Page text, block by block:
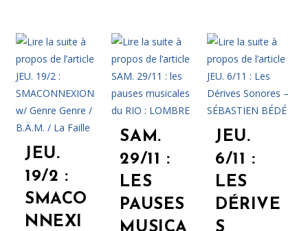
JEU.
19/2 :
SMACO
NNEXI
SAM.
29/11 :
LES
PAUSES
MUSICA
JEU.
6/11 :
LES
DÉRIVE
S